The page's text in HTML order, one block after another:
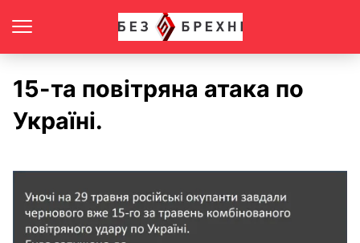
15-та повітряна атака по
Україні.